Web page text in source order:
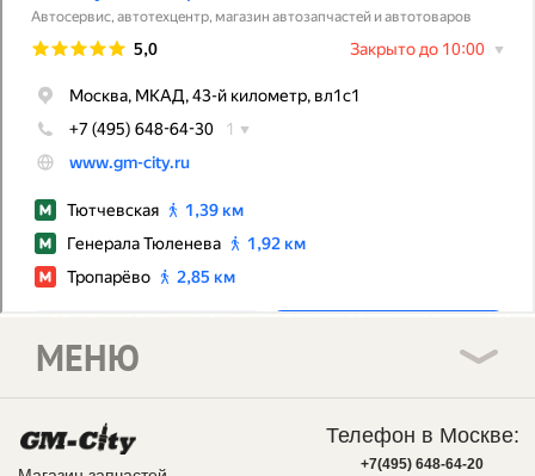
МЕНЮ
Телефон в Москве:
+7(495) 648-64-20